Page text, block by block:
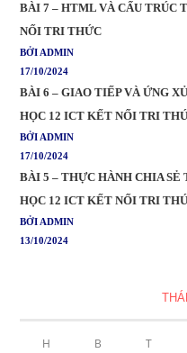
BÀI 7 – HTML VÀ CẤU TRÚC
NỐI TRI THỨC
BỞI ADMIN
17/10/2024
BÀI 6 – GIAO TIẾP VÀ ỨNG
HỌC 12 ICT KẾT NỐI TRI
BỞI ADMIN
17/10/2024
BÀI 5 – THỰC HÀNH CHIA
HỌC 12 ICT KẾT NỐI TRI
BỞI ADMIN
13/10/2024
H B T